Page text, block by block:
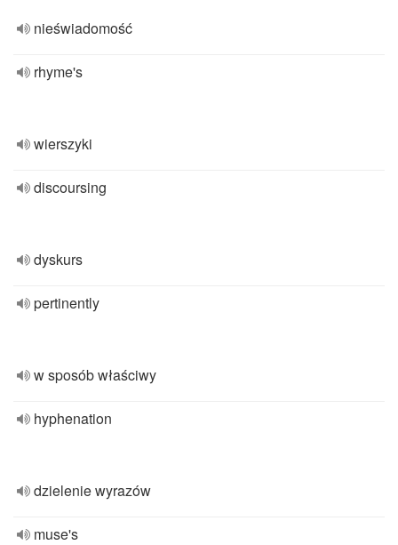
nieświadomość
rhyme's
wierszyki
discoursing
dyskurs
pertinently
w sposób właściwy
hyphenation
dzielenie wyrazów
muse's